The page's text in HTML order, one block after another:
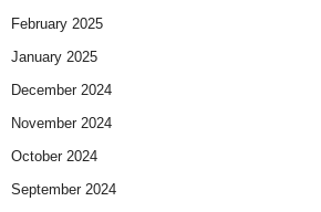
February 2025
January 2025
December 2024
November 2024
October 2024
September 2024